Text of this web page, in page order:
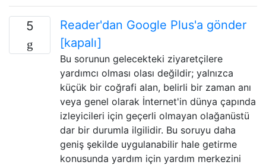
5
Reader'dan Google Plus'a gönder
[kapalı]
Bu sorunun gelecekteki ziyaretçilere
yardımcı olması olası değildir; yalnızca
küçük bir coğrafi alan, belirli bir zaman anı
veya genel olarak İnternet'in dünya çapında
izleyicileri için geçerli olmayan olağanüstü
dar bir durumla ilgilidir. Bu soruyu daha
geniş şekilde uygulanabilir hale getirme
konusunda yardım için yardım merkezini